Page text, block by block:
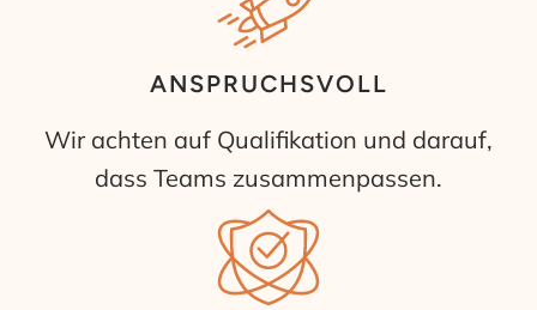
ANSPRUCHSVOLL
Wir achten auf Qualifikation und darauf,
dass Teams zusammenpassen.